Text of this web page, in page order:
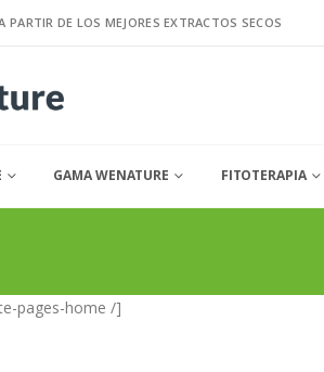
PARTIR DE LOS MEJORES EXTRACTOS SECOS
GAMA WENATURE FITOTERAPIA
pages-home /]